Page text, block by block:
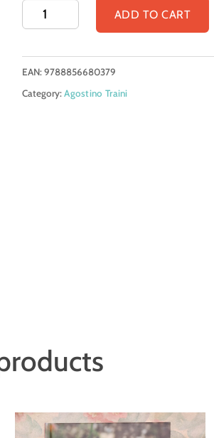
Bianca
e
Bruno.
Storia
di
ADD TO CART
EAN:9788856680379
Category:Agostino Traini